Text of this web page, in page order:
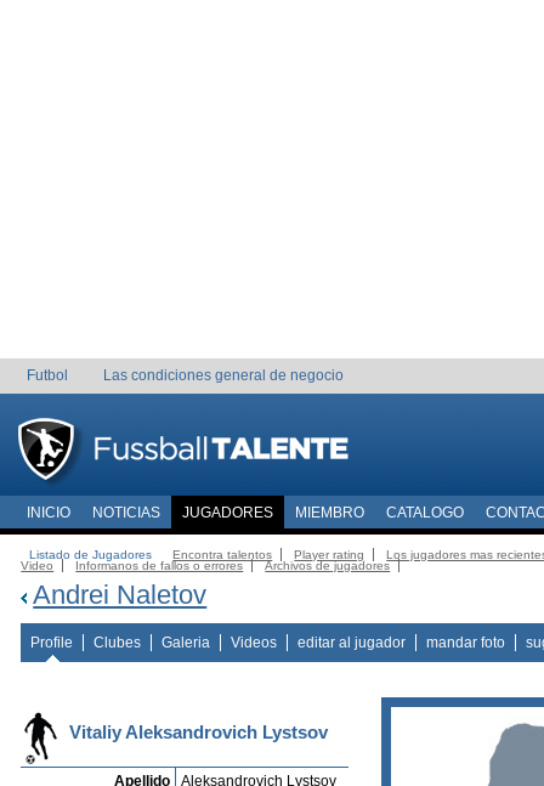
Futbol Las condiciones general de negocio
INICIO NOTICIAS JUGADORES MIEMBRO CATALOGO
Listado de Jugadores Encontra talentos Player rating
Los jugadores mas
Video
Informanos de fallos o errores Archivos de jugadores
Andrei Naletov
Profile Clubes Galeria Videos editar al jugador mandar foto
Vitaliy Aleksandrovich Lystsov
Apellido
Aleksandrovich Lystsov